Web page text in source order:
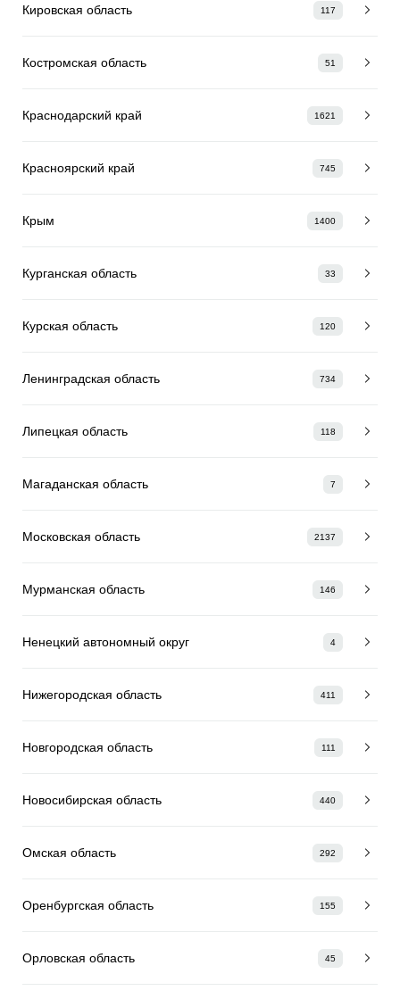
Кировская область 117
Костромская область 51
Краснодарский край 1621
Красноярский край 745
Крым 1400
Курганская область 33
Курская область 120
Ленинградская область 734
Липецкая область 118
Магаданская область 7
Московская область 2137
Мурманская область 146
Ненецкий автономный округ 4
Нижегородская область 411
Новгородская область 111
Новосибирская область 440
Омская область 292
Оренбургская область 155
Орловская область 45